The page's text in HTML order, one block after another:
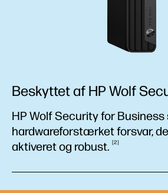
Beskyttet af HP Wolf
HP Wolf Security for Business
hardwareforstærket forsvar,
aktiveret og robust. 2